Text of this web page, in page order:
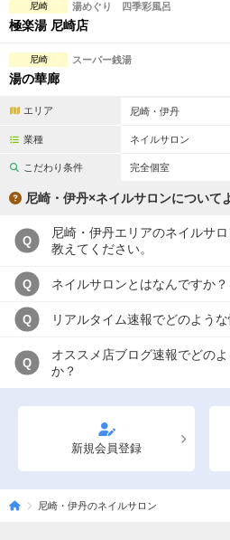
尼崎 湯めぐり 四季彩風呂
極楽湯 尼崎店
尼崎 スーパー銭湯
湯の華廊
エリア 尼崎・伊丹
業種 ネイルサロン
こだわり条件 完全個室
尼崎・伊丹×ネイルサロンについて
Q
尼崎・伊丹エリアのネイルサ
教えてください。
Q ネイルサロンとはなんですか？
Q リアルタイム速報でどのよう
Q
オススメ店ブログ速報でどの
か？
新規会員登録
尼崎・伊丹のネイルサロン